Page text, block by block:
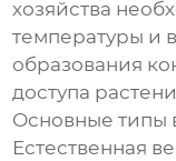
хозяйства
температуры и
образования
доступа
Основные типы
Естественная